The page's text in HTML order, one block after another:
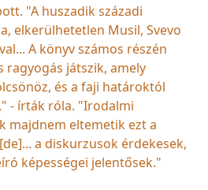
"A huszadik századi
elkerülhetetlen Musil, Svevo
A könyv számos részén
ragyogás játszik, amely
és a faji határoktól
- írták róla. "Irodalmi
majdnem eltemetik ezt a
a diskurzusok érdekesek,
képességei jelentősek."